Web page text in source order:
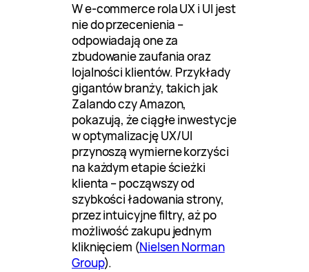
W e-commerce rola UX i UI jest
nie do przecenienia –
odpowiadają one za
zbudowanie zaufania oraz
lojalności klientów. Przykłady
gigantów branży, takich jak
Zalando czy Amazon,
pokazują, że ciągłe inwestycje
w optymalizację UX/UI
przynoszą wymierne korzyści
na każdym etapie ścieżki
klienta – począwszy od
szybkości ładowania strony,
przez intuicyjne filtry, aż po
możliwość zakupu jednym
kliknięciem (Nielsen Norman
Group).